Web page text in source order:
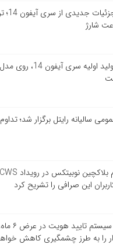
شارژ
اپل در تولید اولیه
سالیانه رایتل برگزار شد؛
این صرافی را تشریح کرد
دیوار: با
را به طرز چشمگیری کاهش